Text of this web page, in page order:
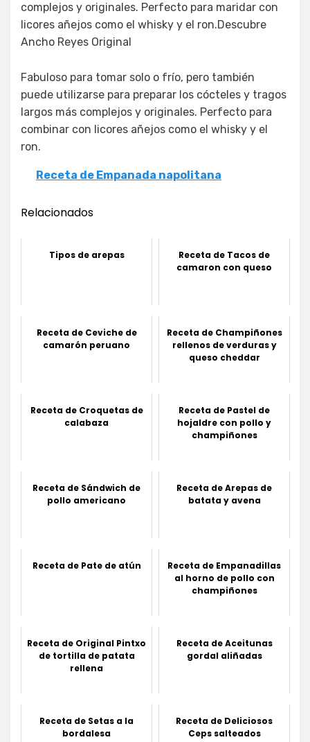
complejos y originales. Perfecto para maridar con
licores añejos como el whisky y el ron.Descubre
Ancho Reyes Original
Fabuloso para tomar solo o frío, pero también
puede utilizarse para preparar los cócteles y tragos
largos más complejos y originales. Perfecto para
combinar con licores añejos como el whisky y el
ron.
Receta de Empanada napolitana
Relacionados
Tipos de arepas
Receta de Tacos de
camaron con queso
Receta de Ceviche de
camarón peruano
Receta de Champiñones
rellenos de verduras y
queso cheddar
Receta de Croquetas de
calabaza
Receta de Pastel de
hojaldre con pollo y
champiñones
Receta de Sándwich de
pollo americano
Receta de Arepas de
batata y avena
Receta de Pate de atún
Receta de Empanadillas
al horno de pollo con
champiñones
Receta de Original Pintxo
de tortilla de patata
rellena
Receta de Aceitunas
gordal aliñadas
Receta de Setas a la
bordalesa
Receta de Deliciosos
Ceps salteados